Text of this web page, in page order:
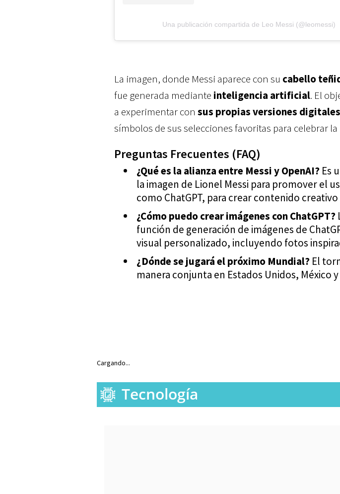
Una publicación compartida de Leo Messi (@leomessi)
La imagen, donde Messi aparece con su cabello
fue generada mediante inteligencia artificial. El
a experimentar con sus propias versiones digitales
símbolos de sus selecciones favoritas para celebrar
Preguntas Frecuentes (FAQ)
¿Qué es la alianza entre Messi y OpenAI? Es
la imagen de Lionel Messi para promover el
como ChatGPT, para crear contenido
¿Cómo puedo crear imágenes con ChatGPT?
función de generación de imágenes de
visual personalizado, incluyendo fotos
¿Dónde se jugará el próximo Mundial? El
manera conjunta en Estados Unidos, México y
Cargando...
Tecnología